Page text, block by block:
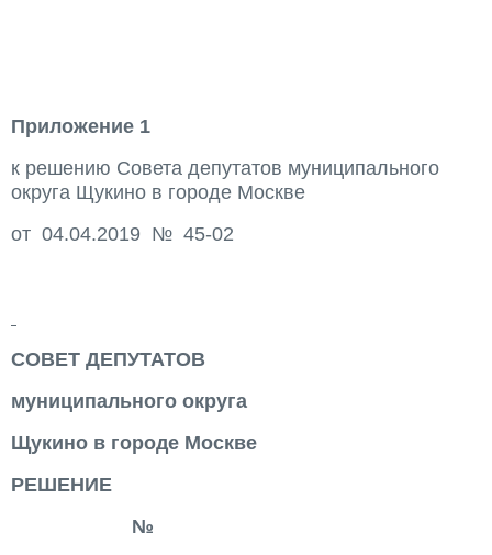
Приложение 1
к решению Совета депутатов муниципального
округа Щукино в городе Москве
от 04.04.2019 № 45-02
СОВЕТ ДЕПУТАТОВ
муниципального округа
Щукино в городе Москве
РЕШЕНИЕ
№